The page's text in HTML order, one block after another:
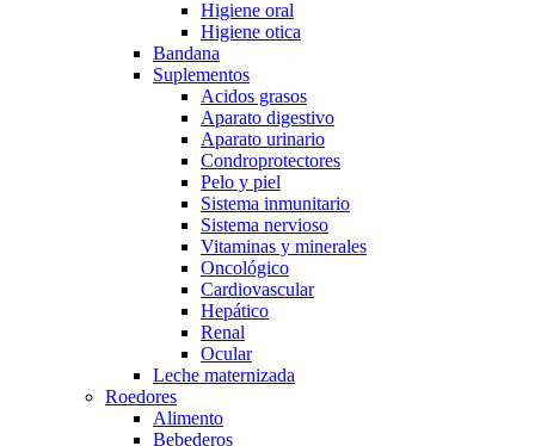
Higiene oral
Higiene otica
Bandana
Suplementos
Acidos grasos
Aparato digestivo
Aparato urinario
Condroprotectores
Pelo y piel
Sistema inmunitario
Sistema nervioso
Vitaminas y minerales
Oncológico
Cardiovascular
Hepático
Renal
Ocular
Leche maternizada
Roedores
Alimento
Bebederos